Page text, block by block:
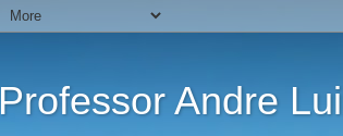
Professor Andre